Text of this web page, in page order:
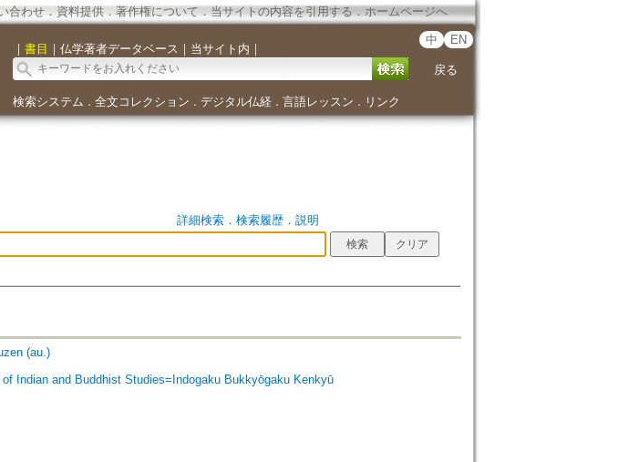
合わせ． 資料提供． 著作権について．当サイトの内容を引用する ． ホームページへ
｜ 書目 ｜ 仏学著者データベース ｜ 当サイト内 ｜
中 EN
戻る
検索システム ． 全文コレクション ． デジタル仏経． 言語レッスン ． リンク
詳細検索． 検索履歴． 説明
(au.)
Indian and Buddhist Studies=Indogaku Bukkyōgaku Kenkyū